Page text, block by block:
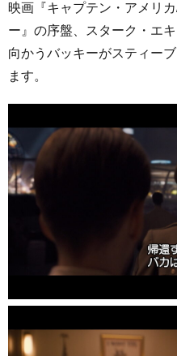
映画『キャプテン・アメリ
ー』の序盤、スターク・エ
向かうバッキーがスティー
ます。